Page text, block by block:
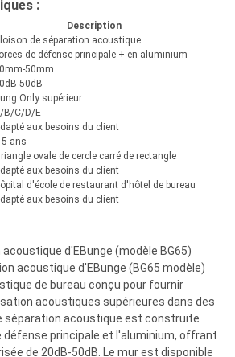
:
Description
de séparation acoustique
de défense principale + en aluminium
50mm
50dB
Only supérieur
B/C/D/E
aux besoins du client
5 ans
ovale de cercle carré de rectangle
aux besoins du client
d'école de restaurant d'hôtel de bureau
aux besoins du client
d'EBunge (modèle BG65)
acoustique d'EBunge (BG65 modèle)
de bureau conçu pour fournir
acoustiques supérieures dans des
séparation acoustique est construite
principale et l'aluminium, offrant
de 20dB-50dB. Le mur est disponible